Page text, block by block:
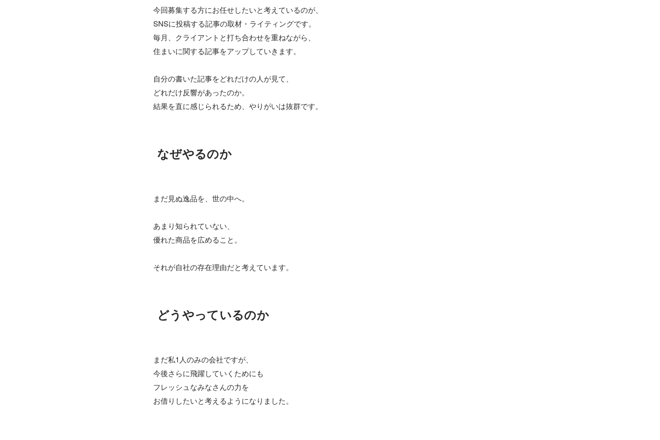
今回募集する方にお任せしたいと考えているのが、
SNSに投稿する記事の取材・ライティングです。
毎月、クライアントと打ち合わせを重ねながら、
住まいに関する記事をアップしていきます。
自分の書いた記事をどれだけの人が見て、
どれだけ反響があったのか。
なぜやるのか
まだ見ぬ逸品を、世の中へ。
あまり知られていない、
優れた商品を広めること。
それが自社の存在理由だと考えています。
どうやっているのか
まだ私1人のみの会社ですが、
今後さらに飛躍していくためにも
フレッシュなみなさんの力を
お借りしたいと考えるようになりました。